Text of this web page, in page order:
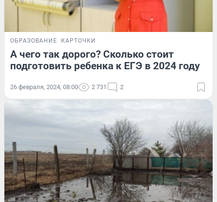
ОБРАЗОВАНИЕ КАРТОЧКИ
А чего так дорого? Сколько стоит
подготовить ребенка к ЕГЭ в 2024 году
26 февраля, 2024, 08:00 2 731 2